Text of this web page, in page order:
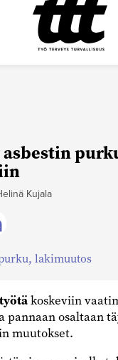
Kujala
, lakimuutos
koskeviin
pannaan osaltaan
muutokset.